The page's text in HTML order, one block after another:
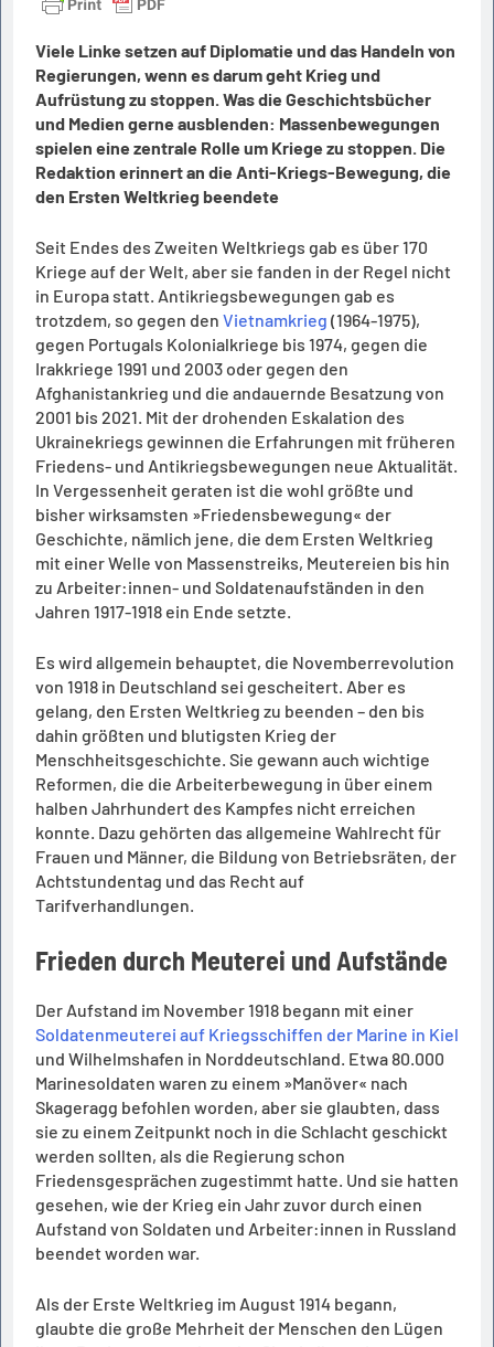
Viele Linke setzen auf Diplomatie und das Handeln von
Regierungen, wenn es darum geht Krieg und
Aufrüstung zu stoppen. Was die Geschichtsbücher
und Medien gerne ausblenden: Massenbewegungen
spielen eine zentrale Rolle um Kriege zu stoppen. Die
Redaktion erinnert an die Anti-Kriegs-Bewegung, die
den Ersten Weltkrieg beendete
Seit Endes des Zweiten Weltkriegs gab es über 170
Kriege auf der Welt, aber sie fanden in der Regel nicht
in Europa statt. Antikriegsbewegungen gab es
trotzdem, so gegen den Vietnamkrieg (1964-1975),
gegen Portugals Kolonialkriege bis 1974, gegen die
Irakkriege 1991 und 2003 oder gegen den
Afghanistankrieg und die andauernde Besatzung von
2001 bis 2021. Mit der drohenden Eskalation des
Ukrainekriegs gewinnen die Erfahrungen mit früheren
Friedens- und Antikriegsbewegungen neue Aktualität.
In Vergessenheit geraten ist die wohl größte und
bisher wirksamsten »Friedensbewegung« der
Geschichte, nämlich jene, die dem Ersten Weltkrieg
mit einer Welle von Massenstreiks, Meutereien bis hin
zu Arbeiter:innen- und Soldatenaufständen in den
Jahren 1917-1918 ein Ende setzte.
Es wird allgemein behauptet, die Novemberrevolution
von 1918 in Deutschland sei gescheitert. Aber es
gelang, den Ersten Weltkrieg zu beenden – den bis
dahin größten und blutigsten Krieg der
Menschheitsgeschichte. Sie gewann auch wichtige
Reformen, die die Arbeiterbewegung in über einem
halben Jahrhundert des Kampfes nicht erreichen
konnte. Dazu gehörten das allgemeine Wahlrecht für
Frauen und Männer, die Bildung von Betriebsräten, der
Achtstundentag und das Recht auf
Tarifverhandlungen.
Frieden durch Meuterei und Aufstände
Der Aufstand im November 1918 begann mit einer
Soldatenmeuterei auf Kriegsschiffen der Marine in Kiel
und Wilhelmshafen in Norddeutschland. Etwa 80.000
Marinesoldaten waren zu einem »Manöver« nach
Skageragg befohlen worden, aber sie glaubten, dass
sie zu einem Zeitpunkt noch in die Schlacht geschickt
werden sollten, als die Regierung schon
Friedensgesprächen zugestimmt hatte. Und sie hatten
gesehen, wie der Krieg ein Jahr zuvor durch einen
Aufstand von Soldaten und Arbeiter:innen in Russland
beendet worden war.
Als der Erste Weltkrieg im August 1914 begann,
glaubte die große Mehrheit der Menschen den Lügen